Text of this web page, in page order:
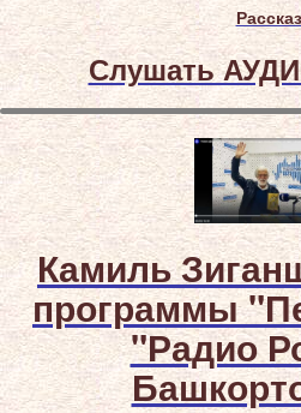
Рассказ
Слушать
Камиль
программы
"Радио